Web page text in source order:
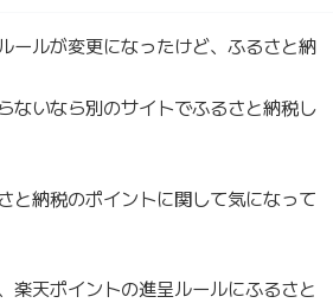
ールが変更になったけど、ふるさと納
ないなら別のサイトでふるさと納税し
と納税のポイントに関して気になって
楽天ポイントの進呈ルールにふるさと